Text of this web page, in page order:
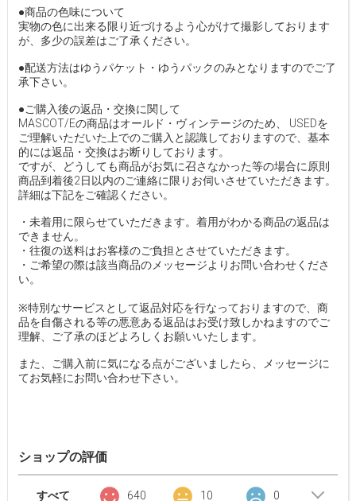
●商品の色味について
実物の色に出来る限り近づけるよう心がけて撮影しております
が、多少の誤差はご了承ください。
●配送方法はゆうパケット・ゆうパックのみとなりますのでご了
承下さい。
●ご購入後の返品・交換に関して
MASCOT/Eの商品はオールド・ヴィンテージのため、 USEDを
ご理解いただいた上でのご購入と認識しておりますので、基本
的には返品・交換はお断りしております。
ですが、どうしても商品がお気に召さなかった等の場合に原則
商品到着後2日以内のご連絡に限りお伺いさせていただきます。
詳細は下記をご確認ください。
・未着用に限らせていただきます。着用がわかる商品の返品は
できません。
・往復の送料はお客様のご負担とさせていただきます。
・ご希望の際は該当商品のメッセージよりお問い合わせくださ
い。
※特別なサービスとして返品対応を行なっておりますので、商
品を自傷される等の悪意ある返品はお受け致しかねますのでご
理解、ご了承のほどよろしくお願いいたします。
また、ご購入前に気になる点がございましたら、メッセージに
てお気軽にお問い合わせ下さい。
ショップの評価
すべて 640 10 0